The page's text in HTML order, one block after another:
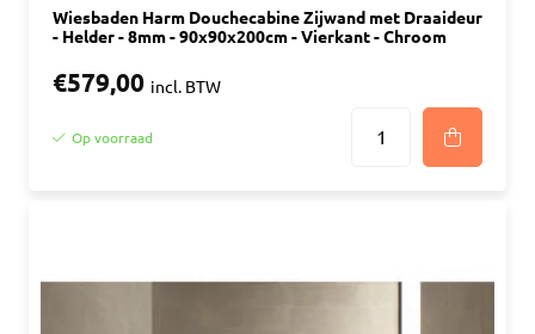
Wiesbaden Harm Douchecabine Zijwand met Draaideur
- Helder - 8mm - 90x90x200cm - Vierkant - Chroom
€579,00 incl. BTW
Op voorraad